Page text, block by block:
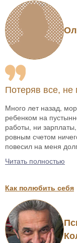
Потеряв все, не
Много лет назад,
ребенком на
работы, ни
ровным счетом
повесил на меня
Читать полностью
Как полюбить себя